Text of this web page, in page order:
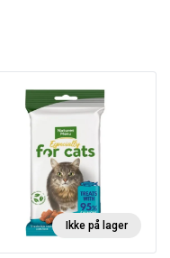
Ikke på lager